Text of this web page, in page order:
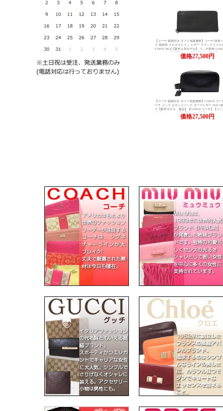
【コーチ 紙袋付き ギフト包装無料】コーチ 財布
ズ 長財布 クロスグレイン レザー ラウンドファス
F-58107 BLK【新作人気モデル】 コ－チ財布
－チ サイフ】【楽ギフ_包装】【送料無料】【コ
価格27,500円
【コーチ 紙袋付き ギフト包装無料】COACH コー
ーチ メンズ セカンドバック カーフレザー 2522
ク【新作モデル・新品】【COACH コーチ】【メ
【ブランド バッグ】 【楽ギフ_包装】
価格27,500円